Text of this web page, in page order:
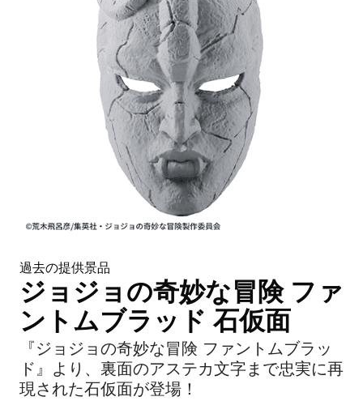
過去の提供景品
ジョジョの奇妙な冒険 ファ
ントムブラッド 石仮面
『ジョジョの奇妙な冒険 ファントムブラッ
ド』より、裏面のアステカ文字まで忠実に再
現された石仮面が登場！